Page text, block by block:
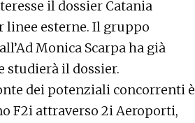
il dossier Catania
linee esterne. Il gruppo
Monica Scarpa ha già
studierà il dossier.
dei potenziali concorrenti è
F2i attraverso 2i Aeroporti,